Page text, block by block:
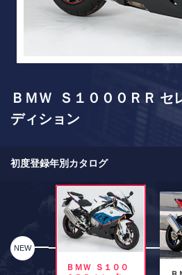
ＢＭＷ Ｓ１０００ＲＲ セ
ディション
初度登録年別カタログ
NEW
ＢＭＷ Ｓ１００